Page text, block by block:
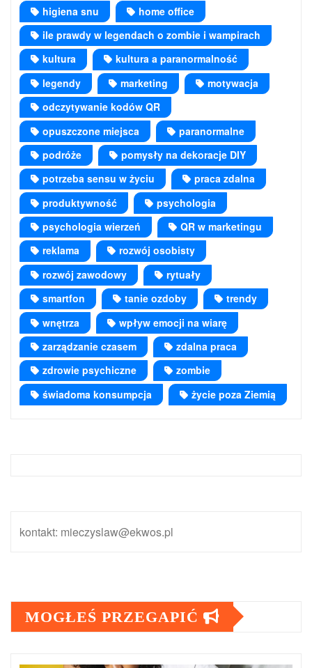
higiena snu
home office
ile prawdy w legendach o zombie i wampirach
kultura
kultura a paranormalność
legendy
marketing
motywacja
odczytywanie kodów QR
opuszczone miejsca
paranormalne
podróże
pomysły na dekoracje DIY
potrzeba sensu w życiu
praca zdalna
produktywność
psychologia
psychologia wierzeń
QR w marketingu
reklama
rozwój osobisty
rozwój zawodowy
rytuały
smartfon
tanie ozdoby
trendy
wnętrza
wpływ emocji na wiarę
zarządzanie czasem
zdalna praca
zdrowie psychiczne
zombie
świadoma konsumpcja
życie poza Ziemią
kontakt: mieczyslaw@ekwos.pl
MOGŁEŚ PRZEGAPIĆ